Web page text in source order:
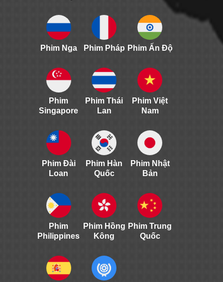
Phim Nga Phim Pháp Phim Ấn Độ
Phim
Singapore
Phim Thái
Lan
Phim Việt
Nam
Phim Đài
Loan
Phim Hàn
Quốc
Phim Nhật
Bản
Phim
Philippines
Phim Hồng
Kông
Phim Trung
Quốc